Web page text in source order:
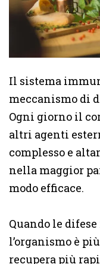
Il sistema
meccanismo di
Ogni giorno il
altri agenti
complesso e
nella maggior
modo efficace.
Quando le
l’organismo è
recupera più